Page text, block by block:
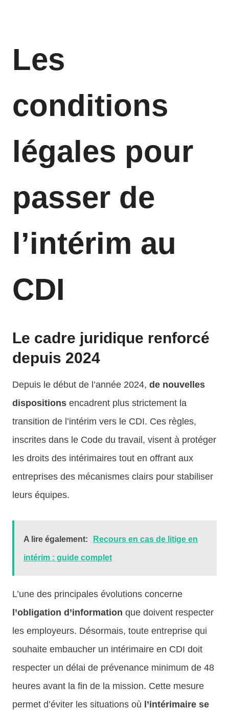
Les
conditions
légales pour
passer de
l’intérim au
CDI
Le cadre juridique renforcé
depuis 2024
Depuis le début de l’année 2024, de nouvelles
dispositions encadrent plus strictement la
transition de l’intérim vers le CDI. Ces règles,
inscrites dans le Code du travail, visent à protéger
les droits des intérimaires tout en offrant aux
entreprises des mécanismes clairs pour stabiliser
leurs équipes.
A lire également: Recours en cas de litige en
intérim : guide complet
L’une des principales évolutions concerne
l’obligation d’information que doivent respecter
les employeurs. Désormais, toute entreprise qui
souhaite embaucher un intérimaire en CDI doit
respecter un délai de prévenance minimum de 48
heures avant la fin de la mission. Cette mesure
permet d’éviter les situations où l’intérimaire se